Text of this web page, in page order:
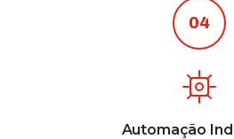
04
Automação